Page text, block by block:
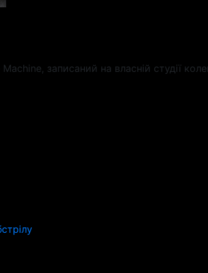
записаний на власній студії